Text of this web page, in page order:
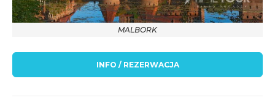
MALBORK
INFO / REZERWACJA